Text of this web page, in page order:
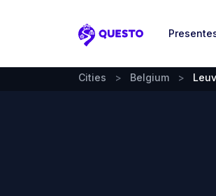
Questo
Cities > Belgium >